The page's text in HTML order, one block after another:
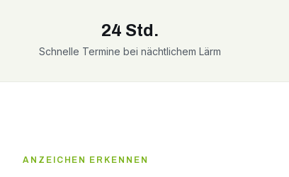
24 Std.
Schnelle Termine bei nächtlichem Lärm
ANZEICHEN ERKENNEN